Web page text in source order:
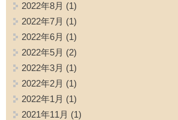
2022年8月 (1)
2022年7月 (1)
2022年6月 (1)
2022年5月 (2)
2022年3月 (1)
2022年2月 (1)
2022年1月 (1)
2021年11月 (1)